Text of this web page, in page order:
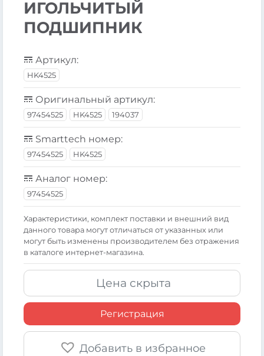
ИГОЛЬЧИТЫЙ
ПОДШИПНИК
Артикул:
HK4525
Оригинальный артикул:
97454525 HK4525 194037
Smarttech номер:
97454525 HK4525
Аналог номер:
97454525
Xарактеристики, комплект поставки и внешний вид
данного товара могут отличаться от указанных или
могут быть изменены производителем без отражения
в каталоге интернет-магазина.
Цена скрыта
Регистрация
Добавить в избранное